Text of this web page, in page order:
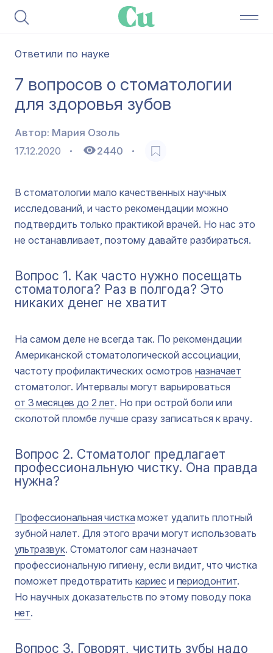
Ответили по науке
​​7 вопросов о стоматологии
для здоровья зубов
Автор: Мария Озоль
17.12.2020
2440
В стоматологии мало качественных научных
исследований, и часто рекомендации можно
подтвердить только практикой врачей. Но нас это
не останавливает, поэтому давайте разбираться.
Вопрос 1. Как часто нужно посещать
стоматолога? Раз в полгода? Это
никаких денег не хватит
На самом деле не всегда так. По рекомендации
Американской стоматологической ассоциации,
частоту профилактических осмотров назначает
стоматолог. Интервалы могут варьироваться
от 3 месяцев до 2 лет. Но при острой боли или
сколотой пломбе лучше сразу записаться к врачу.
Вопрос 2. Стоматолог предлагает
профессиональную чистку. Она правда
нужна?
Профессиональная чистка может удалить плотный
зубной налет. Для этого врачи могут использовать
ультразвук. Стоматолог сам назначает
профессиональную гигиену, если видит, что чистка
поможет предотвратить кариес и периодонтит.
Но научных доказательств по этому поводу пока
нет.
Вопрос 3. Говорят, чистить зубы надо